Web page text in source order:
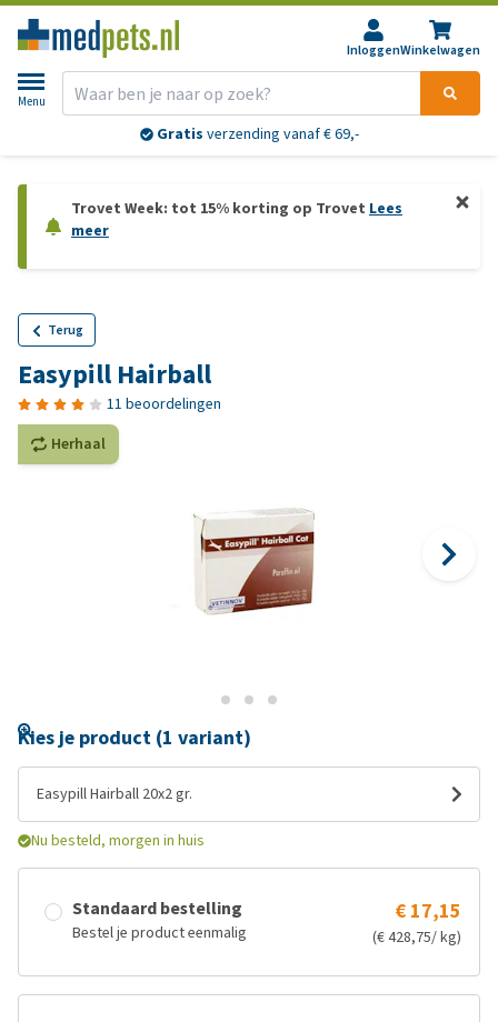
InloggenWinkelwagen
Menu
Gratis verzending vanaf € 69,-
Trovet Week: tot 15% korting op Trovet Lees
meer
Terug
Easypill Hairball
11 beoordelingen
Herhaal
Kies je product (1 variant)
Easypill Hairball 20x2 gr.
Nu besteld, morgen in huis
Standaard bestelling
Bestel je product eenmalig
€ 17,15
(€ 428,75/ kg)